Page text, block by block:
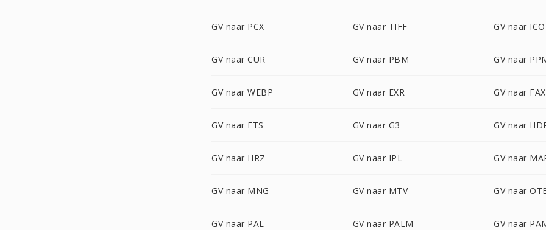
GV naar PCX GV naar TIFF GV naar ICO
GV naar CUR GV naar PBM GV naar
GV naar WEBP GV naar EXR GV naar FAX
GV naar FTS GV naar G3 GV naar
GV naar HRZ GV naar IPL GV naar
GV naar MNG GV naar MTV GV naar
GV naar PAL GV naar PALM GV naar